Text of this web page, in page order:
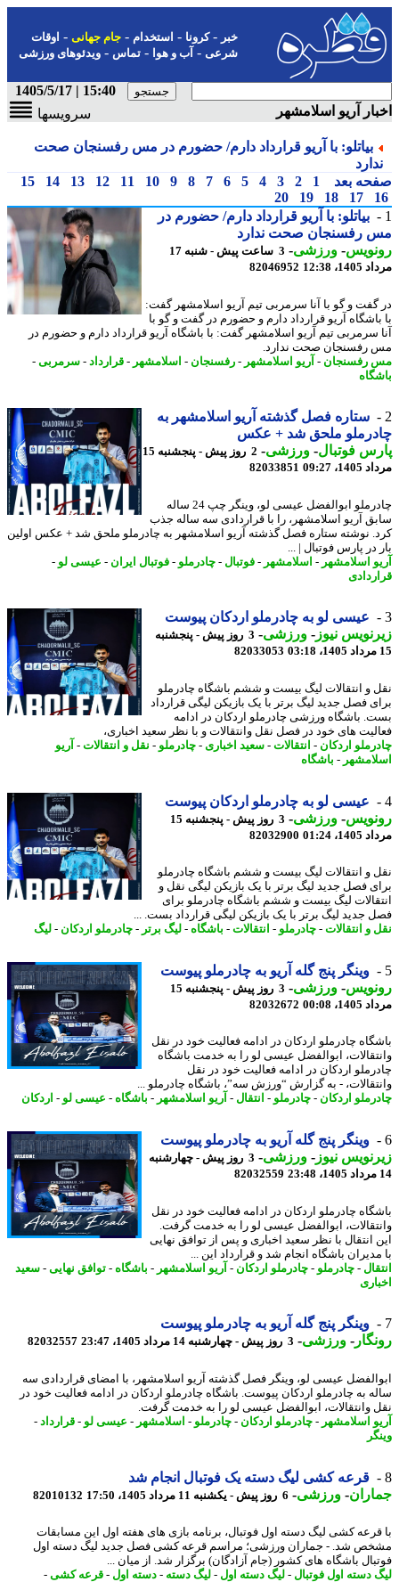
-کرونا-استخدام- جام جهانی-اوقات
شرعی-آب و هوا-تماس-ویدئوهای ورزشی
15:40 | 1405/5/17
آریو اسلامشهر
سرویسها
بیاتلو: با آریو قرارداد دارم/ حضورم در مس رفسنجان صحت
بعد
1
2
3
4
5
6
7
8
9
10
11
12
13
14
15
17
18
19
20
بیاتلو: با آریو قرارداد دارم/ حضورم در
رفسنجان صحت ندارد
-ورزشی-
3 ساعت پیش - شنبه 17
12:38
82046952
و گو با آنا سرمربی تیم آریو اسلامشهر گفت:
آریو قرارداد دارم و حضورم در گفت و گو با
سرمربی تیم آریو اسلامشهر گفت: با باشگاه آریو قرارداد دارم و حضورم در
رفسنجان صحت ندارد.
رفسنجان-آریو اسلامشهر-رفسنجان-اسلامشهر-قرارداد -سرمربی-
ستاره فصل گذشته آریو اسلامشهر به
ملحق شد + عکس
فوتبال-ورزشی-
2 روز پیش - پنجشنبه 15
09:27
82033851
چادرملو ابوالفضل عیسی لو، وینگر چپ 24 ساله
آریو اسلامشهر، را با قراردادی سه ساله جذب
نوشته ستاره فصل گذشته آریو اسلامشهر به چادرملو ملحق شد + عکس اولین
در پارس فوتبال | ...
اسلامشهر-اسلامشهر-فوتبال-چادرملو-فوتبال ایران - عیسی لو-
عیسی لو به چادرملو اردکان پیوست
نیوز-ورزشی-
3 روز پیش - پنجشنبه
82033053
و انتقالات لیگ بیست و ششم باشگاه چادرملو
فصل جدید لیگ برتر با یک بازیکن لیگی قرارداد
باشگاه ورزشی چادرملو اردکان در ادامه
های خود در فصل نقل وانتقالات و با نظر سعید اخباری،
اردکان-انتقالات-سعید اخباری- چادرملو-نقل و انتقالات-آریو
-باشگاه
عیسی لو به چادرملو اردکان پیوست
-ورزشی-
3 روز پیش - پنجشنبه 15
01:24
82032900
و انتقالات لیگ بیست و ششم باشگاه چادرملو
فصل جدید لیگ برتر با یک بازیکن لیگی نقل و
لیگ بیست و ششم باشگاه چادرملو برای
جدید لیگ برتر با یک بازیکن لیگی قرارداد بست. ...
و انتقالات-چادرملو-انتقالات-باشگاه-لیگ برتر - چادرملو اردکان-لیگ
وینگر پنج گله آریو به چادرملو پیوست
-ورزشی-
3 روز پیش - پنجشنبه 15
00:08
82032672
چادرملو اردکان در ادامه فعالیت خود در نقل
ابوالفضل عیسی لو را به خدمت باشگاه
اردکان در ادامه فعالیت خود در نقل
- به گزارش “ورزش سه”، باشگاه چادرملو ...
اردکان-چادرملو-انتقال-آریو اسلامشهر-باشگاه-عیسی لو- اردکان
وینگر پنج گله آریو به چادرملو پیوست
نیوز-ورزشی-
3 روز پیش - چهارشنبه
82032559
چادرملو اردکان در ادامه فعالیت خود در نقل
ابوالفضل عیسی لو را به خدمت گرفت.
انتقال با نظر سعید اخباری و پس از توافق نهایی
باشگاه انجام شد و قرارداد این ...
-چادرملو-چادرملو اردکان-آریو اسلامشهر-باشگاه-توافق نهایی-سعید
وینگر پنج گله آریو به چادرملو پیوست
-ورزشی-3 روز پیش - چهارشنبه 14 مرداد 1405، 23:47 82032557
عیسی لو، وینگر فصل گذشته آریو اسلامشهر، با امضای قراردادی سه
به چادرملو اردکان پیوست. باشگاه چادرملو اردکان در ادامه فعالیت خود در
وانتقالات، ابوالفضل عیسی لو را به خدمت گرفت.
اسلامشهر-چادرملو اردکان-چادرملو-اسلامشهر-عیسی لو- قرارداد -
قرعه کشی لیگ دسته یک فوتبال انجام شد
- ورزشی-6 روز پیش - یکشنبه 11 مرداد 1405، 17:50 82010132
کشی لیگ دسته اول فوتبال، برنامه بازی های هفته اول این مسابقات
شد. - جماران ورزشی؛ مراسم قرعه کشی فصل جدید لیگ دسته اول
باشگاه های کشور (جام آزادگان) برگزار شد. از میان ...
دسته اول فوتبال-لیگ دسته اول-لیگ دسته-دسته اول-قرعه کشی-